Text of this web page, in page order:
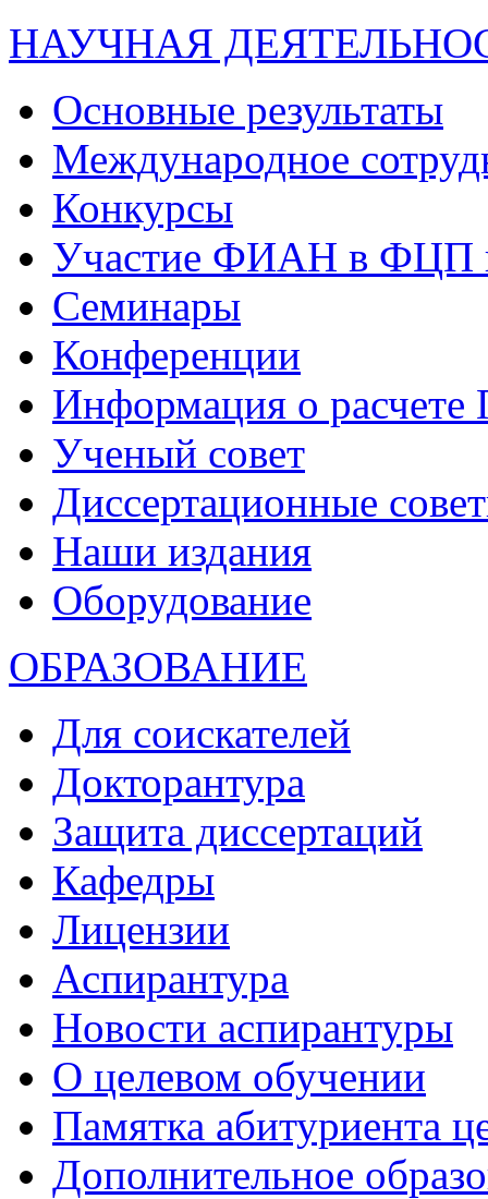
НАУЧНАЯ
Основные результаты
Международное
Конкурсы
Участие ФИАН в ФЦП
Семинары
Конференции
Информация о
Ученый совет
Диссертационные
Наши издания
Оборудование
ОБРАЗОВАНИЕ
Для соискателей
Докторантура
Защита диссертаций
Кафедры
Лицензии
Аспирантура
Новости аспирантуры
О целевом обучении
Памятка абитуриента
Дополнительное